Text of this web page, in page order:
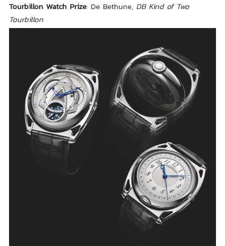
Tourbillon Watch Prize: De Bethune, DB Kind of Two
Tourbillon